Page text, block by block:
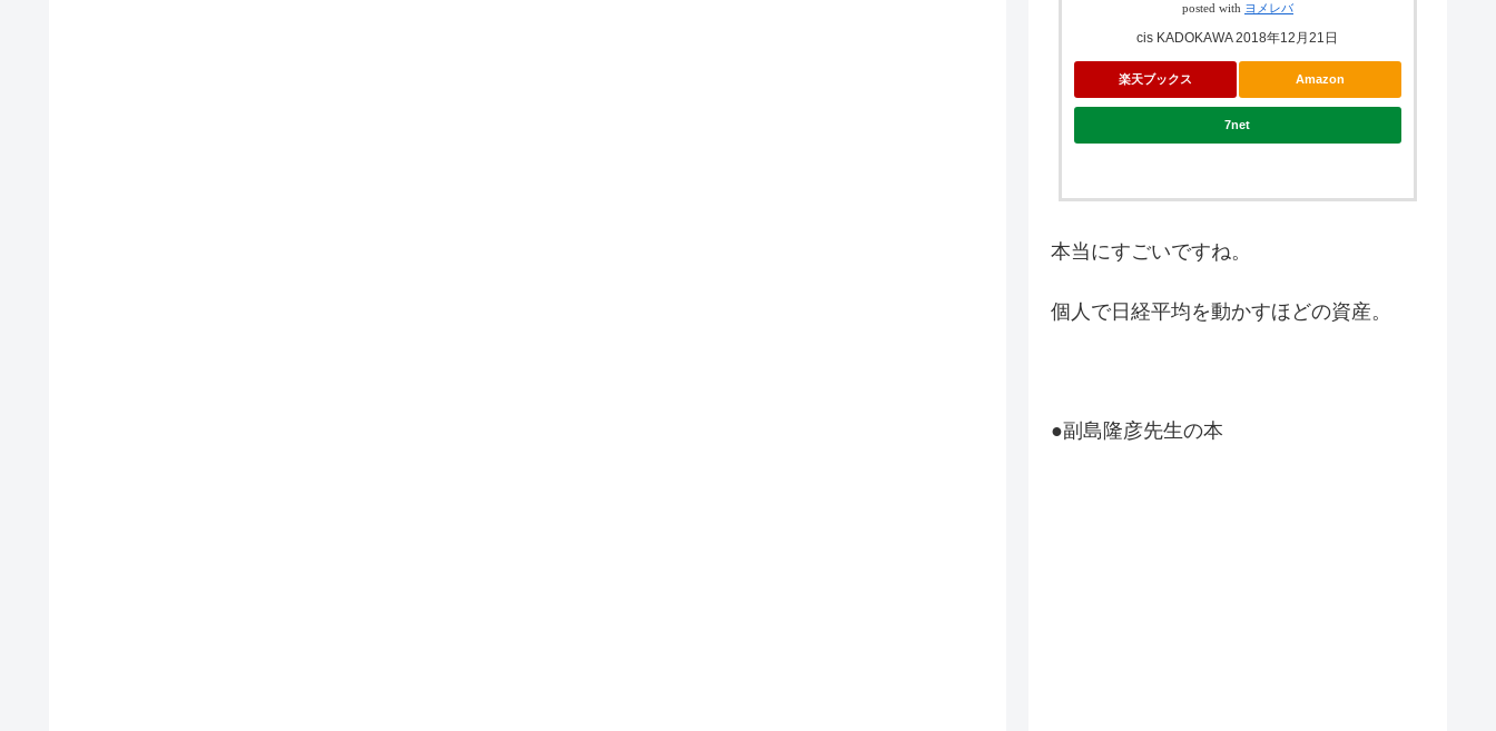
posted with ヨメレバ
cis KADOKAWA 2018年12月21日
楽天ブックス Amazon
7net
本当にすごいですね。
個人で日経平均を動かすほどの資産。
●副島隆彦先生の本